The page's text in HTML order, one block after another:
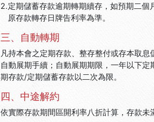
2.定期儲蓄存款逾期轉期續存，如預期二
原存款轉存日牌告利率為準。
三、自動轉期
凡持本會之定期存款、整存整付或存本取
自動展期手續；自動展期期限，一年以下
期存款/定期儲蓄存款以二次為限。
四、中途解約
依實際存款期間區開利率八折計算，存款未